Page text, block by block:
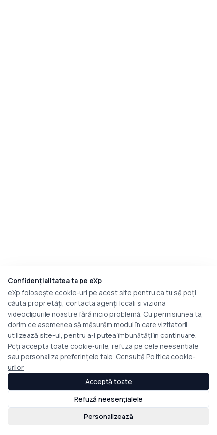
Confidențialitatea ta pe eXp
eXp folosește cookie-uri pe acest site pentru ca tu să poți
căuta proprietăți, contacta agenți locali și viziona
videoclipurile noastre fără nicio problemă. Cu permisiunea ta,
dorim de asemenea să măsurăm modul în care vizitatorii
utilizează site-ul, pentru a-l putea îmbunătăți în continuare.
Poți accepta toate cookie-urile, refuza pe cele neesențiale
sau personaliza preferințele tale. Consultă Politica cookie-
urilor
Personalizează
Refuză neesențialele
Acceptă toate